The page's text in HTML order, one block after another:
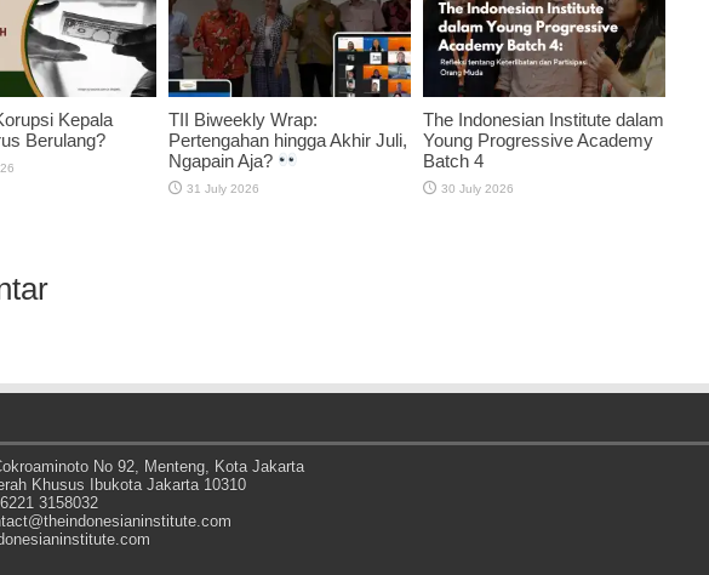
Kepala
Berulang?
TII Biweekly Wrap:
Pertengahan hingga Akhir Juli,
Ngapain Aja?
31 July 2026
The Indonesian Institute dalam
Young Progressive Academy
Batch 4
30 July 2026
No 92, Menteng, Kota Jakarta
Khusus Ibukota Jakarta 10310
3158032